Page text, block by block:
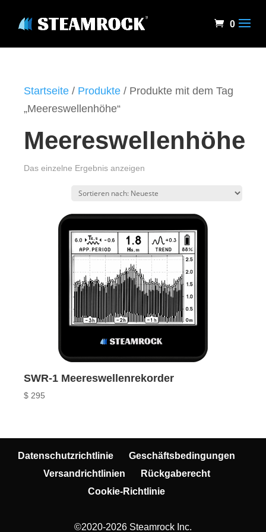
0
Startseite / Produkte / Produkte mit dem Tag
„Meereswellenhöhe“
Meereswellenhöhe
Das einzelne Ergebnis anzeigen
SWR-1 Meereswellenrekorder
$ 295
Datenschutzrichtlinie
Geschäftsbedingungen
Versandrichtlinien
Rückgaberecht
Cookie-Richtlinie
©2020-2026 Steamrock Inc.